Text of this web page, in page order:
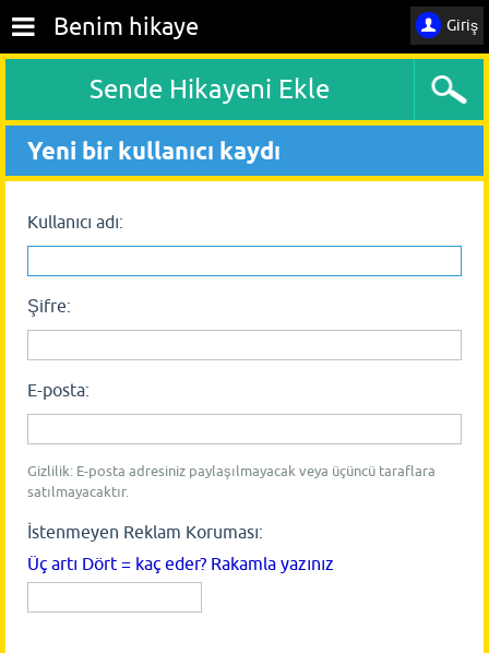
Giriş
Benim hikaye
Sende Hikayeni Ekle
Yeni bir kullanıcı kaydı
Kullanıcı adı:
Şifre:
E-posta:
Gizlilik: E-posta adresiniz paylaşılmayacak veya üçüncü taraflara
satılmayacaktır.
İstenmeyen Reklam Koruması:
Üç artı Dört = kaç eder? Rakamla yazınız